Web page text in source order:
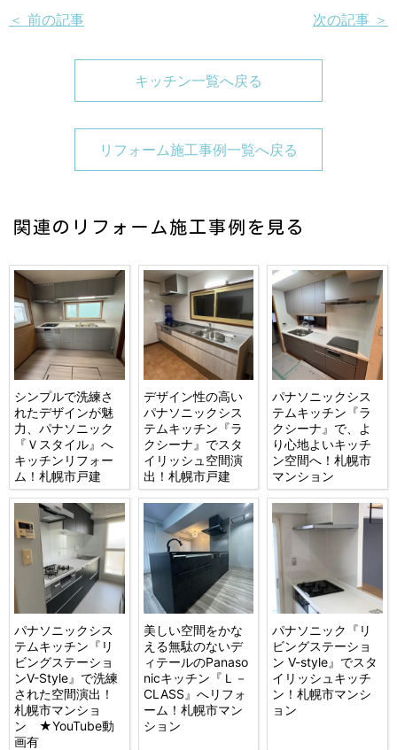
＜ 前の記事 次の記事 ＞
キッチン一覧へ戻る
リフォーム施工事例一覧へ戻る
関連のリフォーム施工事例を見る
シンプルで洗練さ
れたデザインが魅
力、パナソニック
『Ｖスタイル』へ
キッチンリフォー
ム！札幌市戸建
デザイン性の高い
パナソニックシス
テムキッチン『ラ
クシーナ』でスタ
イリッシュ空間演
出！札幌市戸建
パナソニックシス
テムキッチン『ラ
クシーナ』で、よ
り心地よいキッチ
ン空間へ！札幌市
マンション
パナソニックシス
テムキッチン『リ
ビングステーショ
ンV-Style』で洗練
された空間演出！
札幌市マンショ
ン ★YouTube動
画有
美しい空間をかな
える無駄のないデ
ィテールのPanaso
nicキッチン『Ｌ－
CLASS』へリフォ
ーム！札幌市マン
ション
パナソニック『リ
ビングステーショ
ン V-style』でスタ
イリッシュキッチ
ン！札幌市マンシ
ョン